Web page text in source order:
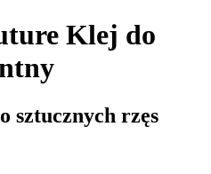
Klej do
sztucznych rzęs